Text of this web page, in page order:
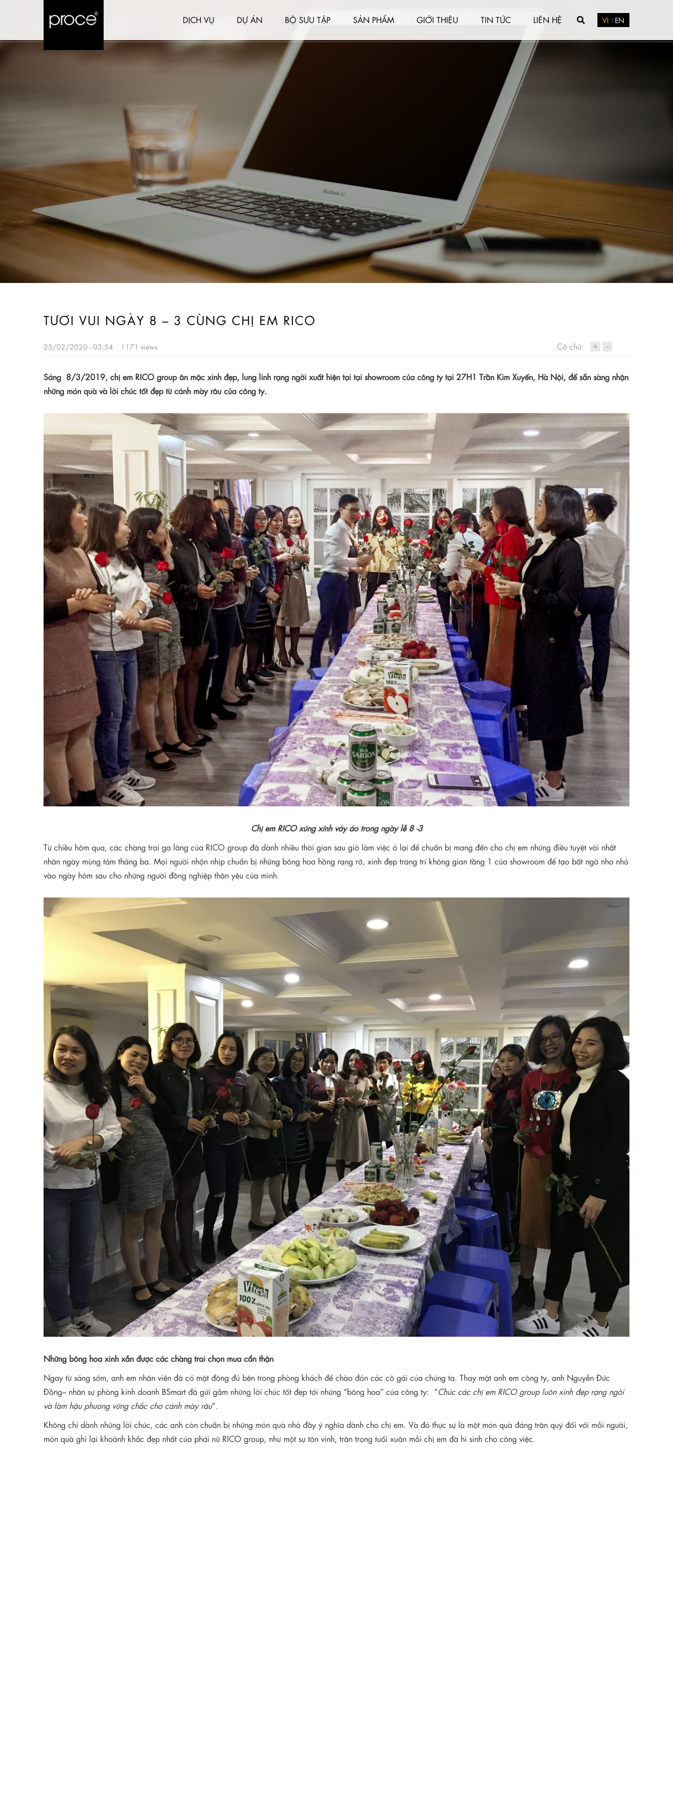
DỊCH VỤ DỰ ÁN BỘ SƯU TẬP SẢN PHẨM GIỚI THIỆU TIN TỨC LIÊN HỆ VI EN
TƯƠI VUI NGÀY 8 – 3 CÙNG CHỊ EM RICO
25/02/2020 - 03:54 1171 views Cỡ chữ: + -
Sáng 8/3/2019, chị em RICO groupăn mặc xinh đẹp, lung linh rạng ngời xuất hiện tại tại showroom của công tytại 27H1 Trần Kim Xuyến, Hà Nội, để sẵn sàng nhận
những món quà và lời chúc tốt đẹp từ cánh mày râu của công ty.
Chị em RICO xúng xính váy áotrong ngày lễ 8 -3
Từ chiều hôm qua, các chàng trai ga lăng của RICO group đã dành nhiều thời gian sau giờ làm việc ở lại để chuẩn bị mang đến cho chị em những điều tuyệt vời nhất
nhân ngày mùng tám tháng ba. Mọi người nhộn nhịp chuẩn bị những bông hoa hồng rạng rỡ, xinh đẹp trang trí không gian tầng 1 của showroom để tạo bất ngờ nho nhỏ
vào ngày hôm sau cho những người đồng nghiệp thân yêu của mình.
Những bông hoa xinh xắn được các chàng trai chọn mua cẩn thận
Ngay từ sáng sớm, anh em nhân viên đã có mặt đông đủ bên trong phòng khách để chào đón các cô gái của chúng ta. Thay mặt anh em công ty, anh Nguyễn Đức
Đồng– nhân sự phòng kinh doanh BSmart đã gửi gắm những lời chúc tốt đẹp tới những “bông hoa” của công ty: “Chúc các chị em RICO groupluôn xinh đẹp rạng ngời
và làm hậu phương vững chắc cho cánh mày râu”.
Không chỉ dành những lời chúc, các anh còn chuẩn bị những món quà nhỏ đầy ý nghĩa dành cho chị em. Và đó thực sự là một món quà đáng trân quý đối với mỗi người,
món quà ghi lại khoảnh khắc đẹp nhất của phái nữ RICO group, như một sự tôn vinh, trân trọng tuổi xuân mỗi chị em đã hi sinh cho công việc.